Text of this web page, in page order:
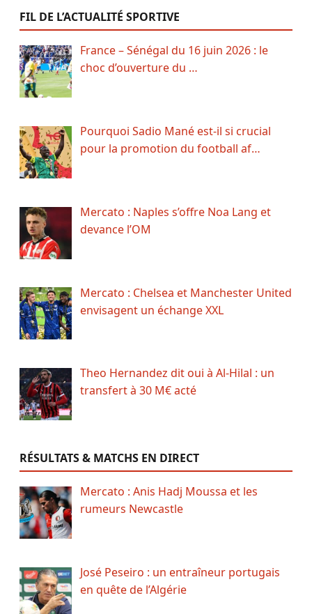
FIL DE L’ACTUALITÉ SPORTIVE
France – Sénégal du 16 juin 2026 : le
choc d’ouverture du …
Pourquoi Sadio Mané est-il si crucial
pour la promotion du football af…
Mercato : Naples s’offre Noa Lang et
devance l’OM
Mercato : Chelsea et Manchester United
envisagent un échange XXL
Theo Hernandez dit oui à Al-Hilal : un
transfert à 30 M€ acté
RÉSULTATS & MATCHS EN DIRECT
Mercato : Anis Hadj Moussa et les
rumeurs Newcastle
José Peseiro : un entraîneur portugais
en quête de l’Algérie